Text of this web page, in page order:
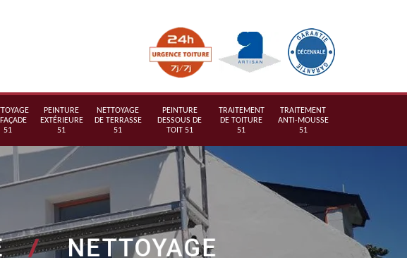
51
PEINTURE
EXTÉRIEURE
51
NETTOYAGE
DE TERRASSE
51
PEINTURE
DESSOUS DE
TOIT 51
TRAITEMENT
DE TOITURE
51
TRAITEMENT
ANTI-MOUSSE
51